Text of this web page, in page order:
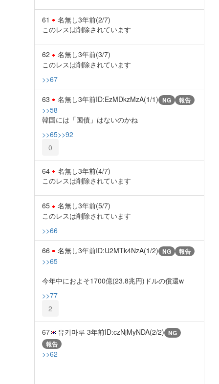
61 名無し3年前(2/7)
このレスは削除されています
62 名無し3年前(3/7)
このレスは削除されています
>>67
63 名無し3年前ID:EzMDkzMzA(1/1) NG 報告
>>58
韓国には「国債」はないのかね
>>65>>92
0
64 名無し3年前(4/7)
このレスは削除されています
65 名無し3年前(5/7)
このレスは削除されています
>>66
66 名無し3年前ID:U2MTk4NzA(1/2) NG 報告
>>65
今年中におよそ1700億(23.8兆円)ドルの償還w
>>77
2
67 유키마루 3年前ID:czNjMyNDA(2/2) NG
報告
>>62